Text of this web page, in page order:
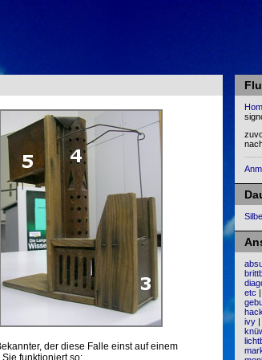
etc |
ivy |
der diese Falle einst auf einem
funktioniert so: